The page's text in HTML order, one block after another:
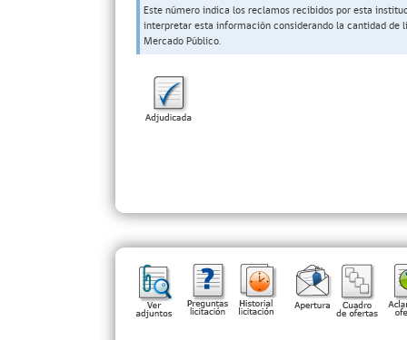
Este número indica los reclamos recibidos por esta
interpretar esta información considerando la cantidad
Mercado Público.